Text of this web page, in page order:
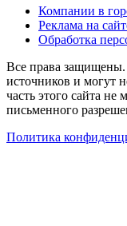
Компании в
Реклама на
Обработка
Все права защищены.
источников и могут
часть этого сайта не
письменного
Политика